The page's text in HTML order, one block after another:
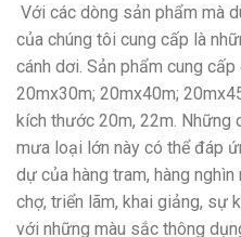
Với các dòng sản phẩm mà
của chúng tôi cung cấp là
cánh dơi. Sản phẩm cung
20mx30m; 20mx40m;
kích thước 20m, 22m. Những
mưa loại lớn này có thể đáp
dự của hàng tram, hàng
chợ, triển lãm, khai giảng, sự
với những màu sắc thông